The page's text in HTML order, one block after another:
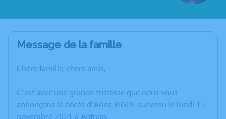
Message de la famille
Chère famille, chers amis,
C’est avec une grande tristesse que nous vous
annonçons le décès d’Anna BIGOT survenu le lundi 15
novembre 2021 à Antrain.